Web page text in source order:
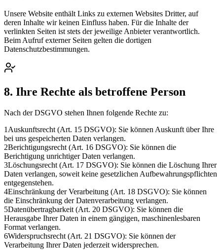
Unsere Website enthält Links zu externen Websites Dritter, auf
deren Inhalte wir keinen Einfluss haben. Für die Inhalte der
verlinkten Seiten ist stets der jeweilige Anbieter verantwortlich.
Beim Aufruf externer Seiten gelten die dortigen
Datenschutzbestimmungen.
8. Ihre Rechte als betroffene Person
Nach der DSGVO stehen Ihnen folgende Rechte zu:
1 Auskunftsrecht (Art. 15 DSGVO): Sie können Auskunft über Ihre
bei uns gespeicherten Daten verlangen.
2Berichtigungsrecht (Art. 16 DSGVO): Sie können die
Berichtigung unrichtiger Daten verlangen.
3Löschungsrecht (Art. 17 DSGVO): Sie können die Löschung Ihrer
Daten verlangen, soweit keine gesetzlichen Aufbewahrungspflichten
entgegenstehen.
4Einschränkung der Verarbeitung (Art. 18 DSGVO): Sie können
die Einschränkung der Datenverarbeitung verlangen.
5Datenübertragbarkeit (Art. 20 DSGVO): Sie können die
Herausgabe Ihrer Daten in einem gängigen, maschinenlesbaren
Format verlangen.
6Widerspruchsrecht (Art. 21 DSGVO): Sie können der
Verarbeitung Ihrer Daten jederzeit widersprechen.